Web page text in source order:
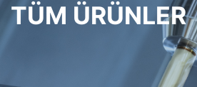
TÜM ÜRÜNLER